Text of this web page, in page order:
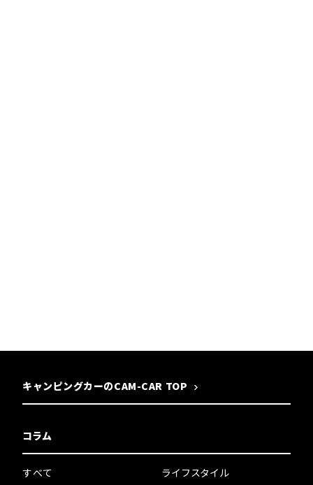
キャンピングカーのCAM-CAR TOP
コラム
すべて
ライフスタイル